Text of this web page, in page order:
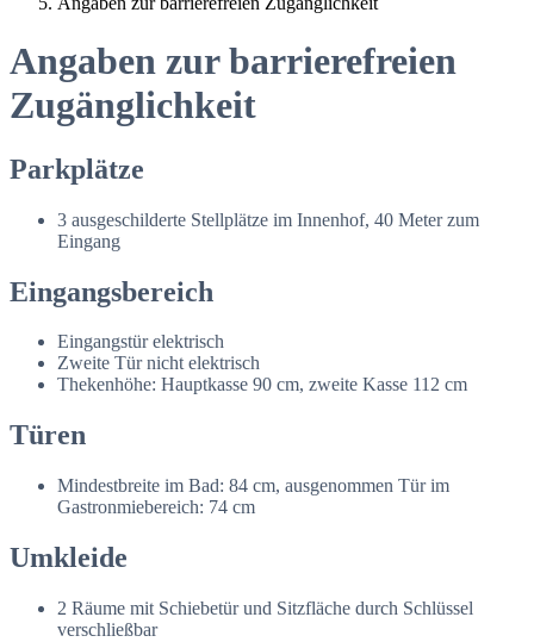
Angaben zur barrierefreien
Zugänglichkeit
Parkplätze
3 ausgeschilderte Stellplätze im Innenhof, 40 Meter zum
Eingang
Eingangsbereich
Eingangstür elektrisch
Zweite Tür nicht elektrisch
Thekenhöhe: Hauptkasse 90 cm, zweite Kasse 112 cm
Türen
Mindestbreite im Bad: 84 cm, ausgenommen Tür im
Gastronmiebereich: 74 cm
Umkleide
2 Räume mit Schiebetür und Sitzfläche durch Schlüssel
verschließbar